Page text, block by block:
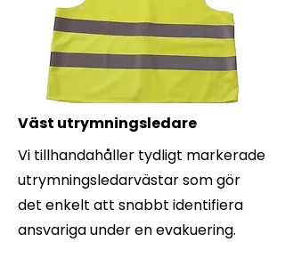
Väst utrymningsledare
Vi tillhandahåller tydligt markerade
utrymningsledarvästar som gör
det enkelt att snabbt identifiera
ansvariga under en evakuering.